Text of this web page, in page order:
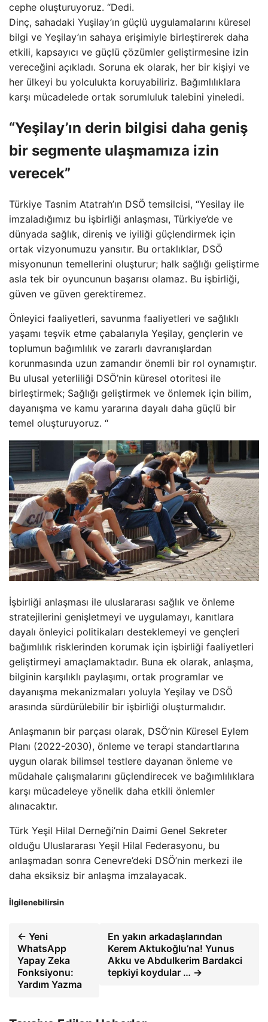
cephe oluşturuyoruz. “Dedi.
Dinç, sahadaki Yuşilay’ın güçlü uygulamalarını küresel
bilgi ve Yeşilay’ın sahaya erişimiyle birleştirerek daha
etkili, kapsayıcı ve güçlü çözümler geliştirmesine izin
vereceğini açıkladı. Soruna ek olarak, her bir kişiyi ve
her ülkeyi bu yolculukta koruyabiliriz. Bağımlılıklara
karşı mücadelede ortak sorumluluk talebini yineledi.
“Yeşilay’ın derin bilgisi daha geniş
bir segmente ulaşmamıza izin
verecek”
Türkiye Tasnim Atatrah’ın DSÖ temsilcisi, “Yesilay ile
imzaladığımız bu işbirliği anlaşması, Türkiye’de ve
dünyada sağlık, direniş ve iyiliği güçlendirmek için
ortak vizyonumuzu yansıtır. Bu ortaklıklar, DSÖ
misyonunun temellerini oluşturur; halk sağlığı geliştirme
asla tek bir oyuncunun başarısı olamaz. Bu işbirliği,
güven ve güven gerektiremez.
Önleyici faaliyetleri, savunma faaliyetleri ve sağlıklı
yaşamı teşvik etme çabalarıyla Yeşilay, gençlerin ve
toplumun bağımlılık ve zararlı davranışlardan
korunmasında uzun zamandır önemli bir rol oynamıştır.
Bu ulusal yeterliliği DSÖ’nin küresel otoritesi ile
birleştirmek; Sağlığı geliştirmek ve önlemek için bilim,
dayanışma ve kamu yararına dayalı daha güçlü bir
temel oluşturuyoruz. “
İşbirliği anlaşması ile uluslararası sağlık ve önleme
stratejilerini genişletmeyi ve uygulamayı, kanıtlara
dayalı önleyici politikaları desteklemeyi ve gençleri
bağımlılık risklerinden korumak için işbirliği faaliyetleri
geliştirmeyi amaçlamaktadır. Buna ek olarak, anlaşma,
bilginin karşılıklı paylaşımı, ortak programlar ve
dayanışma mekanizmaları yoluyla Yeşilay ve DSÖ
arasında sürdürülebilir bir işbirliği oluşturmalıdır.
Anlaşmanın bir parçası olarak, DSÖ’nin Küresel Eylem
Planı (2022-2030), önleme ve terapi standartlarına
uygun olarak bilimsel testlere dayanan önleme ve
müdahale çalışmalarını güçlendirecek ve bağımlılıklara
karşı mücadeleye yönelik daha etkili önlemler
alınacaktır.
Türk Yeşil Hilal Derneği’nin Daimi Genel Sekreter
olduğu Uluslararası Yeşil Hilal Federasyonu, bu
anlaşmadan sonra Cenevre’deki DSÖ’nin merkezi ile
daha eksiksiz bir anlaşma imzalayacak.
İlgilenebilirsin
← Yeni
WhatsApp
Yapay Zeka
Fonksiyonu:
Yardım Yazma
En yakın arkadaşlarından
Kerem Aktukoğlu’na! Yunus
Akku ve Abdulkerim Bardakci
tepkiyi koydular … →